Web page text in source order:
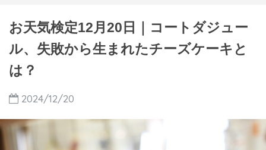
お天気検定12月20日｜コートダジュー
ル、失敗から生まれたチーズケーキと
は？
2024/12/20